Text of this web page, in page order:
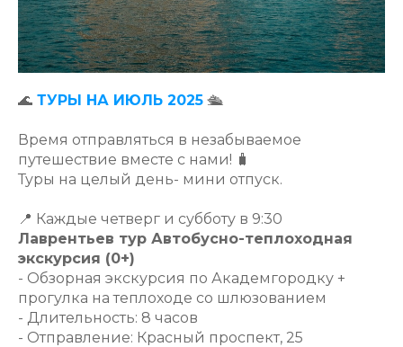
🌊 ТУРЫ НА ИЮЛЬ 2025 🛳️
Время отправляться в незабываемое
путешествие вместе с нами! 🧳
Туры на целый день- мини отпуск.
📍 Каждые четверг и субботу в 9:30
Лаврентьев тур Автобусно-теплоходная
экскурсия (0+)
- Обзорная экскурсия по Академгородку +
прогулка на теплоходе со шлюзованием
- Длительность: 8 часов
- Отправление: Красный проспект, 25